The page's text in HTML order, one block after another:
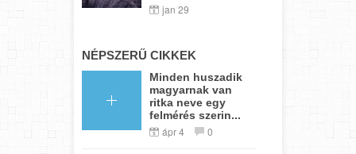
jan 29
NÉPSZERŰ CIKKEK
Minden huszadik
magyarnak van
ritka neve egy
felmérés szerin...
ápr 4 0